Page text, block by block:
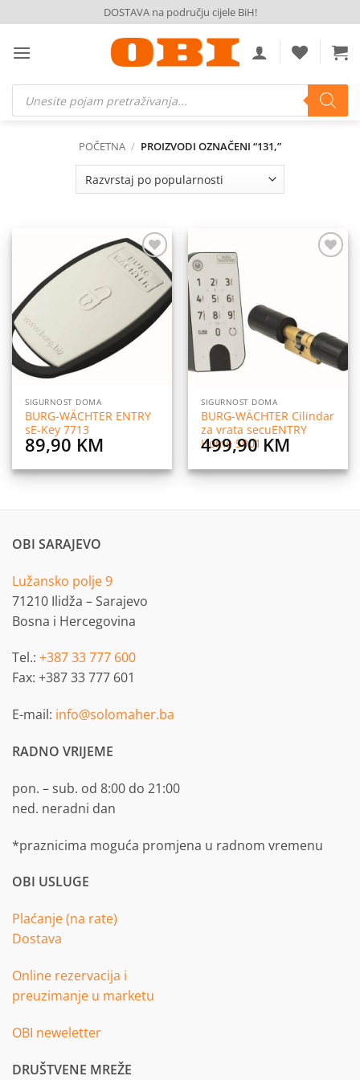
to
content
DOSTAVA na području cijele BiH!
Products
search
POČETNA / PROIZVODI OZNAČENI “131,”
Dodaj
na
listu
želja
SIGURNOST DOMA
BURG-WÄCHTER ENTRY
sE-Key 7713
89,90 KM
SIGURNOST DOMA
BURG-WÄCHTER Cilindar
za vrata secuENTRY
Home 5001
499,90 KM
OBI SARAJEVO
Lužansko polje 9
71210 Ilidža – Sarajevo
Bosna i Hercegovina
Tel.: +387 33 777 600
Fax: +387 33 777 601
E-mail: info@solomaher.ba
RADNO VRIJEME
pon. – sub. od 8:00 do 21:00
ned. neradni dan
*praznicima moguća promjena u radnom vremenu
OBI USLUGE
Plaćanje (na rate)
Dostava
Online rezervacija i
preuzimanje u marketu
OBI neweletter
DRUŠTVENE MREŽE